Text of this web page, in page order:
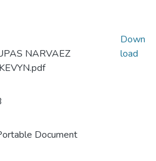
NARVAEZ
Document
Down
load